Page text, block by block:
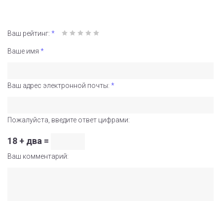
Ваш рейтинг: *
Ваше имя *
Ваш адрес электронной почты: *
Пожалуйста, введите ответ цифрами:
18 + два =
Ваш комментарий: